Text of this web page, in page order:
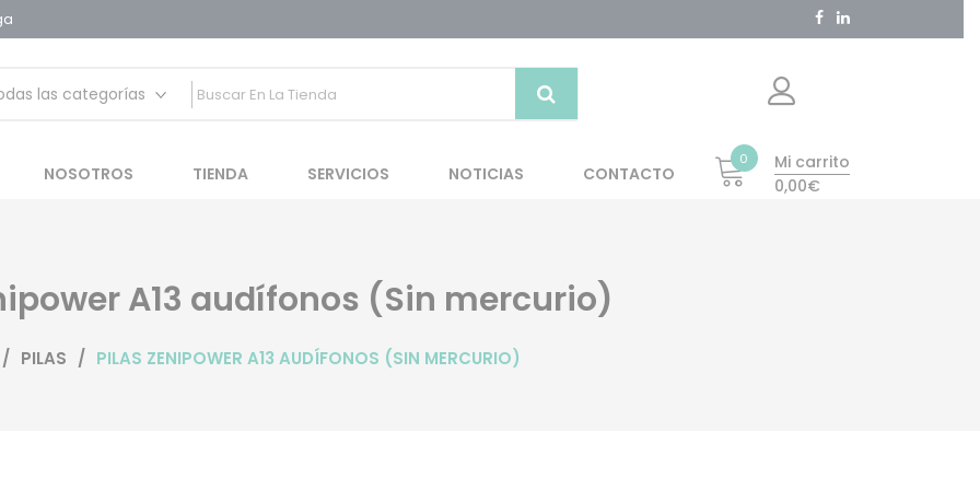
NOSOTROS TIENDA SERVICIOS NOTICIAS CONTACTO
0
Mi carrito
0,00€
A13 audífonos (Sin mercurio)
/ PILAS / PILAS ZENIPOWER A13 AUDÍFONOS (SIN MERCURIO)